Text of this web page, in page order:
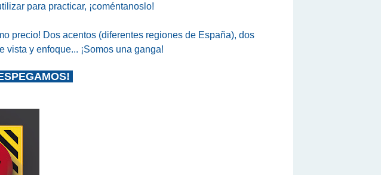
para practicar, ¡coméntanoslo!
precio! Dos acentos (diferentes regiones de España), dos
vista y enfoque... ¡Somos una ganga!